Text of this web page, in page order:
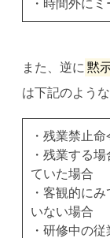
・時間外に
また、逆に 黙
は下記のよう
・残業禁止
・残業する
ていた場合
・客観的に
いない場合
・研修中の